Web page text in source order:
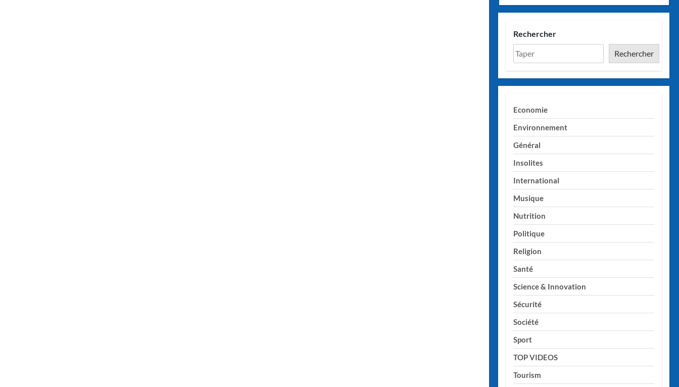
Rechercher
Rechercher
Economie
Environnement
Général
Insolites
International
Musique
Nutrition
Politique
Religion
Santé
Science & Innovation
Sécurité
Société
Sport
TOP VIDEOS
Tourism